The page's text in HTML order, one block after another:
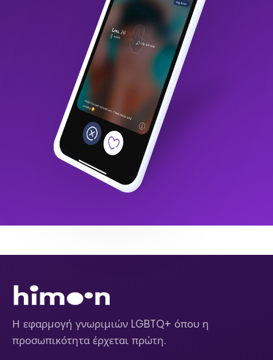
Η εφαρμογή γνωριμιών LGBTQ+ όπου η
προσωπικότητα έρχεται πρώτη.